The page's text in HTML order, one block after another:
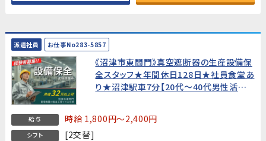
派遣社員 お仕事No283-5857
《沼津市東間門》真空遮断器の生産設備保
全スタッフ★年間休日128日★社員食堂あ
り★沼津駅車7分【20代～40代男性活躍
給与 時給 1,800円～2,400円
シフト [2交替]